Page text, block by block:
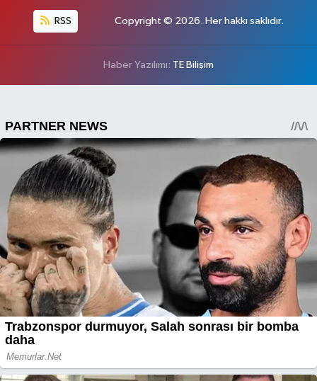
RSS Copyright © 2026. Her hakkı saklıdır.
Haber Yazılımı: TE Bilişim